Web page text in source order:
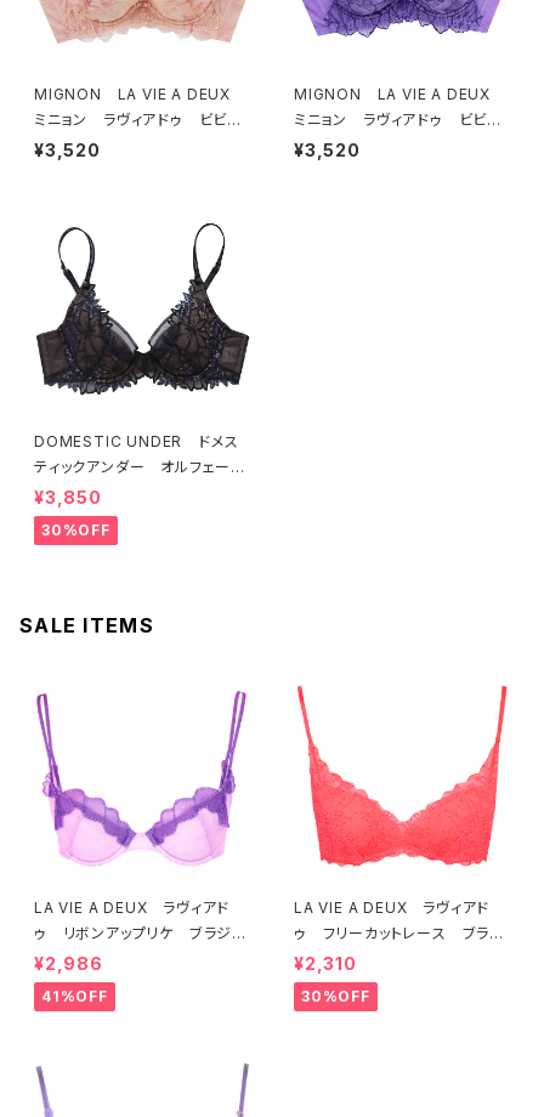
MIGNON LA VIE A DEUX
ミニョン ラヴィアドゥ ビビア
ーナ ブラジャー（ピーチ）M20
¥3,520
MIGNON LA VIE A DEUX
ミニョン ラヴィアドゥ ビビア
ーナ ブラジャー（ヴィオレッタ）
¥3,520
DOMESTIC UNDER ドメス
ティックアンダー オルフェーヴ
ル ブラジャー（ブラック）D225
4 送料無料
¥3,850
30%OFF
SALE ITEMS
LA VIE A DEUX ラヴィアド
ゥ リボンアップリケ ブラジャ
ー（ラベンダー） 22293 SA
LE セール 送料無料
¥2,986
41%OFF
LA VIE A DEUX ラヴィアド
ゥ フリーカットレース ブラレ
ット ソフトブラ（トマトレッド）2
2457 SALE 送料無料
¥2,310
30%OFF